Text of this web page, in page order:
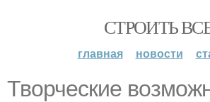
СТРОИТЬ
главная новости
Творческие